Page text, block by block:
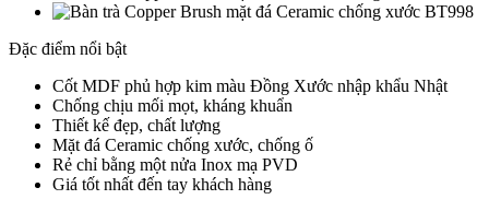
Đặc điểm nổi bật
Cốt MDF phủ hợp kim màu Đồng Xước nhập khẩu Nhật
Chống chịu mối mọt, kháng khuẩn
Thiết kế đẹp, chất lượng
Mặt đá Ceramic chống xước, chống ố
Rẻ chỉ bằng một nửa Inox mạ PVD
Giá tốt nhất đến tay khách hàng